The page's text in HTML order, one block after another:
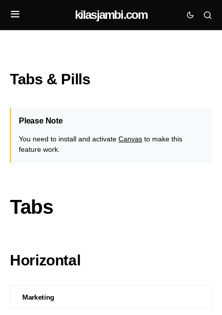
kilasjambi.com
Tabs & Pills
Please Note
You need to install and activate Canvas to make this
feature work.
Tabs
Horizontal
Marketing